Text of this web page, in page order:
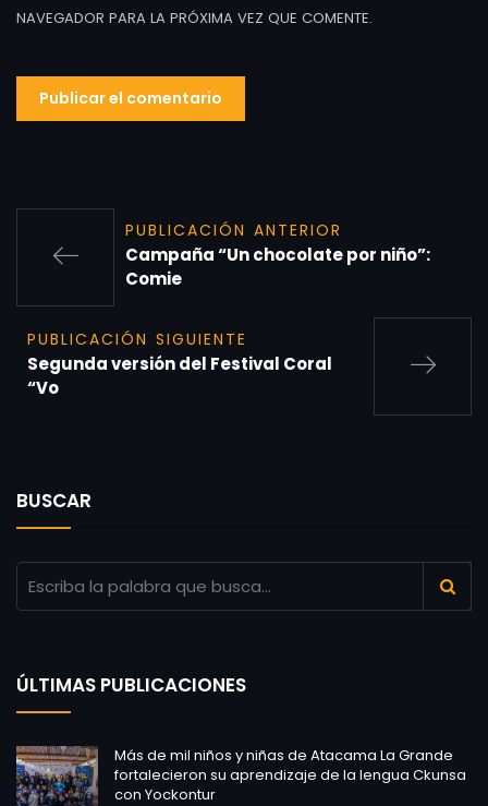
NAVEGADOR PARA LA PRÓXIMA VEZ QUE COMENTE.
PUBLICACIÓN ANTERIOR
Campaña “Un chocolate por niño”:
Comie
PUBLICACIÓN SIGUIENTE
Segunda versión del Festival Coral
“Vo
BUSCAR
ÚLTIMAS PUBLICACIONES
Más de mil niños y niñas de Atacama La Grande
fortalecieron su aprendizaje de la lengua Ckunsa
con Yockontur